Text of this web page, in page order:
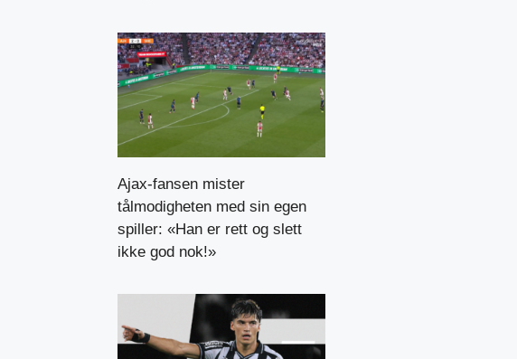
Ajax-fansen mister
tålmodigheten med sin egen
spiller: «Han er rett og slett
ikke god nok!»